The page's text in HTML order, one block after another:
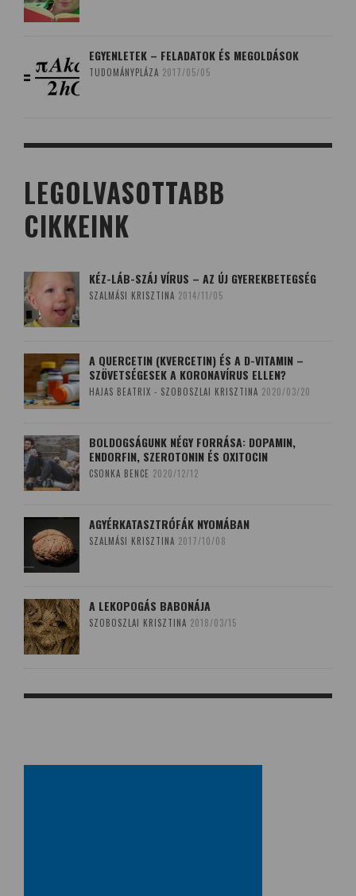
EGYENLETEK – FELADATOK ÉS MEGOLDÁSOK
TUDOMÁNYPLÁZA 2017/05/05
LEGOLVASOTTABB
CIKKEINK
KÉZ-LÁB-SZÁJ VÍRUS – AZ ÚJ GYEREKBETEGSÉG
SZALMÁSI KRISZTINA 2014/11/05
A QUERCETIN (KVERCETIN) ÉS A D-VITAMIN –
SZÖVETSÉGESEK A KORONAVÍRUS ELLEN?
HAJAS BEATRIX - SZOBOSZLAI KRISZTINA 2020/03/20
BOLDOGSÁGUNK NÉGY FORRÁSA: DOPAMIN,
ENDORFIN, SZEROTONIN ÉS OXITOCIN
CSONKA BENCE 2020/12/12
AGYÉRKATASZTRÓFÁK NYOMÁBAN
SZALMÁSI KRISZTINA 2017/10/08
A LEKOPOGÁS BABONÁJA
SZOBOSZLAI KRISZTINA 2018/03/15